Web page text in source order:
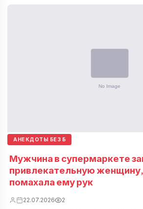
АНЕКДОТЫ БЕЗ Б
Мужчина в супермаркете
привлекательную
помахала ему рук
22.07.2026 2